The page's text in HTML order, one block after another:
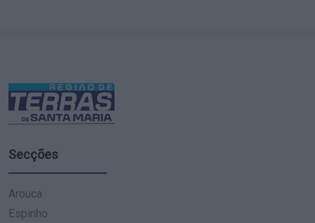
Secções
Arouca
Espinho